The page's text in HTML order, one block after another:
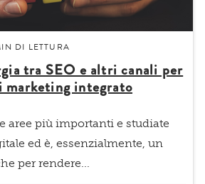
DI LETTURA
tra SEO e altri canali per
marketing integrato
aree più importanti e studiate
ed è, essenzialmente, un
per rendere...